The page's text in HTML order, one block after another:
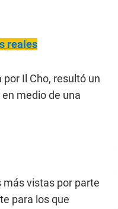
reales
por Il Cho, resultó un
medio de una
más vistas por parte
para los que